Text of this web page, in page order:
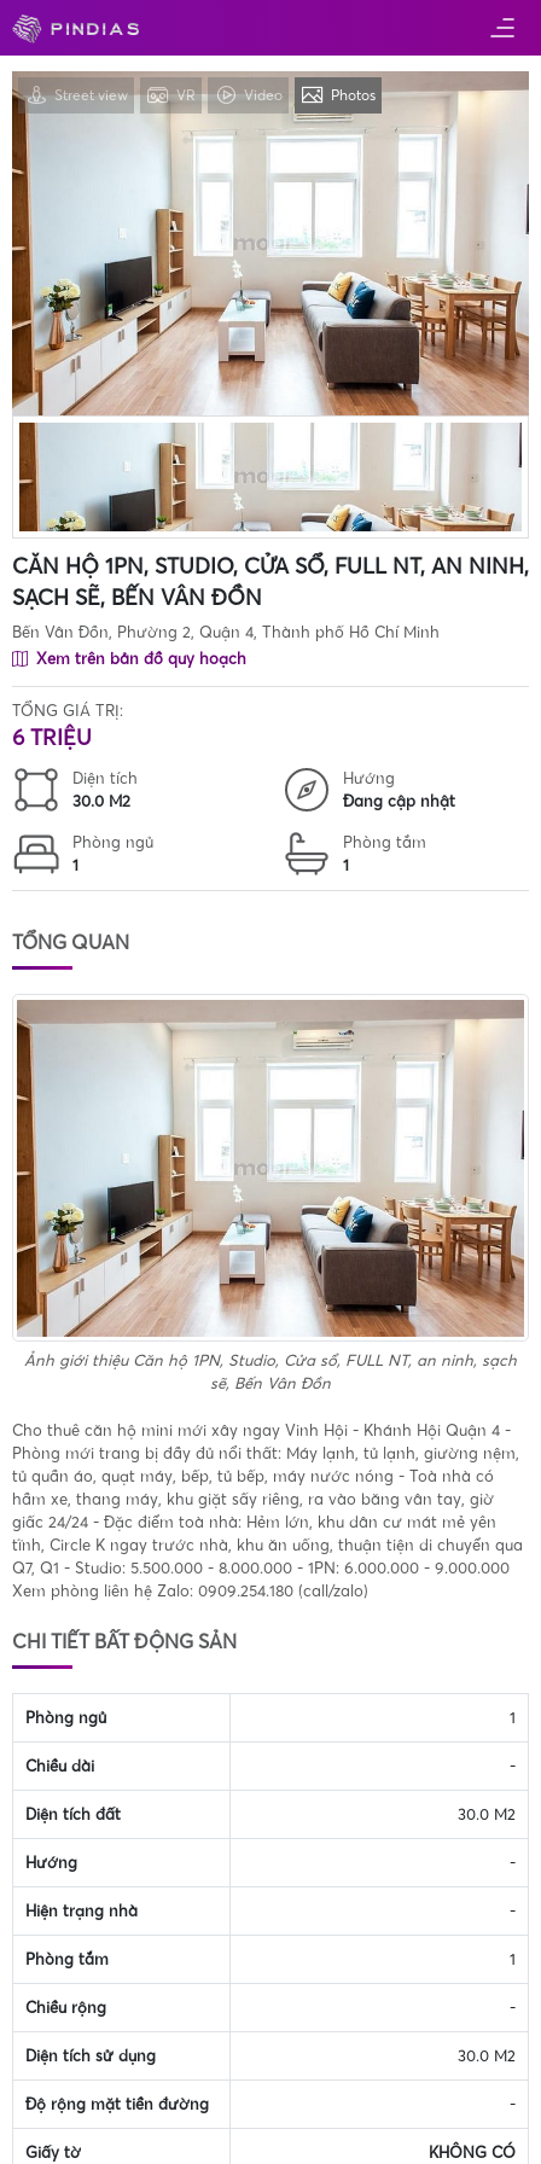
Street view VR Video Photos
CĂN HỘ 1PN, STUDIO, CỬA SỔ, FULL NT, AN NINH,
SẠCH SẼ, BẾN VÂN ĐỒN
Bến Vân Đồn, Phường 2, Quận 4, Thành phố Hồ Chí Minh
Xem trên bản đồ quy hoạch
TỔNG GIÁ TRỊ:
6 TRIỆU
Diện tích
30.0 M2
Hướng
Đang cập nhật
Phòng ngủ
1
Phòng tắm
1
TỔNG QUAN
Ảnh giới thiệu Căn hộ 1PN, Studio, Cửa sổ, FULL NT, an ninh, sạch
sẽ, Bến Vân Đồn
Cho thuê căn hộ mini mới xây ngay Vinh Hội - Khánh Hội Quận 4 -
Phòng mới trang bị đầy đủ nổi thất: Máy lạnh, tủ lạnh, giường nệm,
tủ quần áo, quạt máy, bếp, tủ bếp, máy nước nóng - Toà nhà có
hầm xe, thang máy, khu giặt sấy riêng, ra vào băng vân tay, giờ
giấc 24/24 - Đặc điểm toà nhà: Hẻm lớn, khu dân cư mát mẻ yên
tĩnh, Circle K ngay trước nhà, khu ăn uống, thuận tiện di chuyển qua
Q7, Q1 - Studio: 5.500.000 - 8.000.000 - 1PN: 6.000.000 - 9.000.000
Xem phòng liên hệ Zalo: 0909.254.180 (call/zalo)
CHI TIẾT BẤT ĐỘNG SẢN
Phòng ngủ 1
Chiều dài -
Diện tích đất 30.0 M2
Hướng -
Hiện trạng nhà -
Phòng tắm 1
Chiều rộng -
Diện tích sử dụng 30.0 M2
Độ rộng mặt tiền đường -
Giấy tờ KHÔNG CÓ